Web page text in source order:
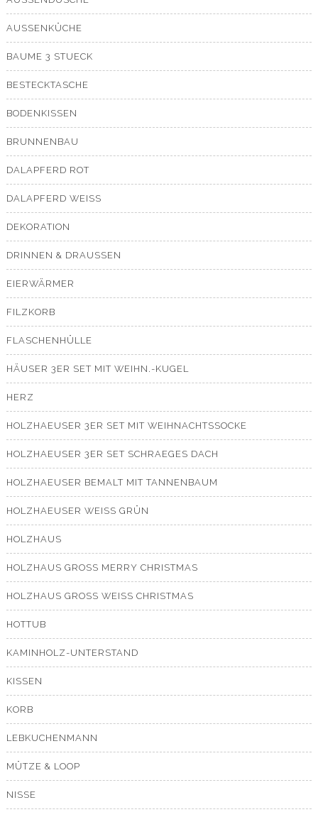
AUSSENKÜCHE
BAUME 3 STUECK
BESTECKTASCHE
BODENKISSEN
BRUNNENBAU
DALAPFERD ROT
DALAPFERD WEISS
DEKORATION
DRINNEN & DRAUSSEN
EIERWÄRMER
FILZKORB
FLASCHENHÜLLE
HÄUSER 3ER SET MIT WEIHN.-KUGEL
HERZ
HOLZHAEUSER 3ER SET MIT WEIHNACHTSSOCKE
HOLZHAEUSER 3ER SET SCHRAEGES DACH
HOLZHAEUSER BEMALT MIT TANNENBAUM
HOLZHAEUSER WEISS GRÜN
HOLZHAUS
HOLZHAUS GROSS MERRY CHRISTMAS
HOLZHAUS GROSS WEISS CHRISTMAS
HOTTUB
KAMINHOLZ-UNTERSTAND
KISSEN
KORB
LEBKUCHENMANN
MÜTZE & LOOP
NISSE